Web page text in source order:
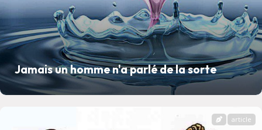
Jamais un homme n'a parlé de la sorte
article